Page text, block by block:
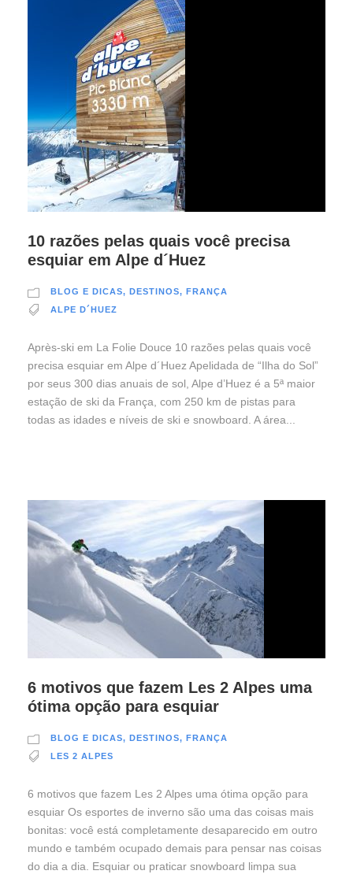
10 razões pelas quais você precisa
esquiar em Alpe d´Huez
BLOG E DICAS, DESTINOS, FRANÇA
ALPE D´HUEZ
Après-ski em La Folie Douce 10 razões pelas quais você
precisa esquiar em Alpe d´Huez Apelidada de “Ilha do Sol”
por seus 300 dias anuais de sol, Alpe d’Huez é a 5ª maior
estação de ski da França, com 250 km de pistas para
todas as idades e níveis de ski e snowboard. A área...
6 motivos que fazem Les 2 Alpes uma
ótima opção para esquiar
BLOG E DICAS, DESTINOS, FRANÇA
LES 2 ALPES
6 motivos que fazem Les 2 Alpes uma ótima opção para
esquiar Os esportes de inverno são uma das coisas mais
bonitas: você está completamente desaparecido em outro
mundo e também ocupado demais para pensar nas coisas
do dia a dia. Esquiar ou praticar snowboard limpa sua